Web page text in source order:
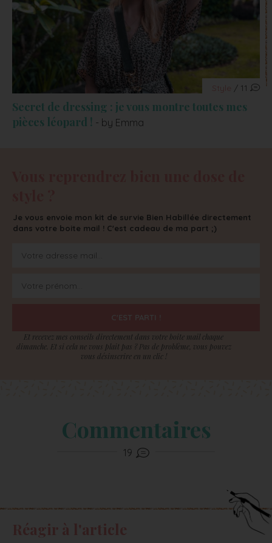
/ 11
Secret de dressing : je vous montre toutes mes
pièces léopard ! - by Emma
Je vous envoie mon kit de survie Bien Habillée directement
dans votre boite mail ! C'est cadeau de ma part ;)
Et recevez mes conseils directement dans votre boite mail chaque
dimanche. Et si cela ne vous plait pas ? Pas de problème, vous pouvez
vous désinscrire en un clic !
Commentaires
19